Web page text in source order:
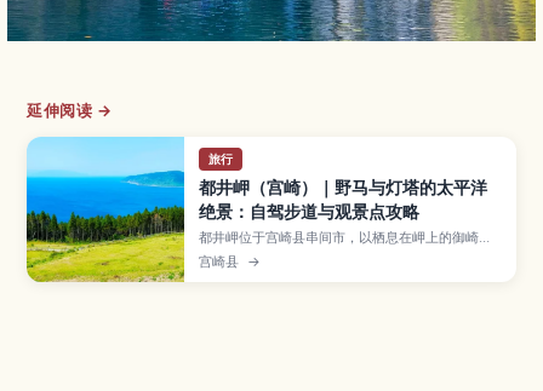
延伸阅读 →
旅行
都井岬（宫崎）｜野马与灯塔的太平洋
绝景：自驾步道与观景点攻略
都井岬位于宫崎县串间市，以栖息在岬上的御崎马
（野马）、白色灯塔和壮阔太平洋景色闻名。本文
整理必看观景点、轻松徒步路线、建议停留时间、
宫崎县 →